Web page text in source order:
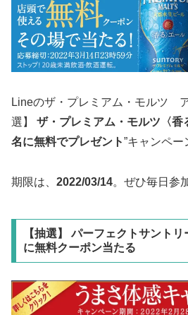
Lineのザ・プレミアム・モルツ
選】
ザ・プレミアム・モルツ〈香
名に無料でプレゼント”キャンペー
期限は、 2022/03/14。ぜひ毎日参
【抽選】 パーフェクトサント
に無料クーポン当たる